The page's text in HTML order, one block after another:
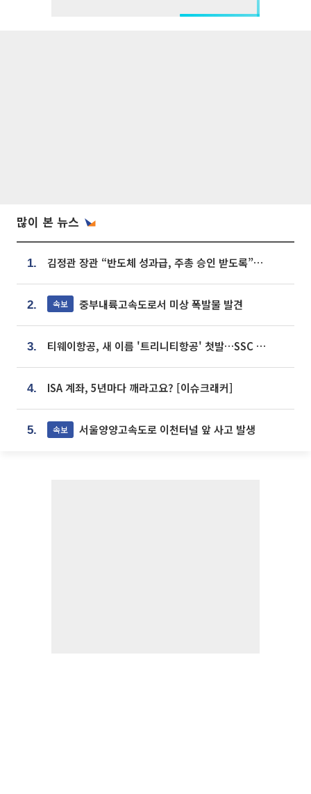
많이 본 뉴스
1. 김정관 장관 “반도체 성과급, 주총 승인 받도록”…상법·자본시장법 개정 시사
2. 속보 중부내륙고속도로서 미상 폭발물 발견
3. 티웨이항공, 새 이름 '트리니티항공' 첫발…SSC 전략 본격화
4. ISA 계좌, 5년마다 깨라고요? [이슈크래커]
5. 속보 서울양양고속도로 이천터널 앞 사고 발생